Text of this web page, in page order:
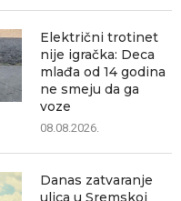
Električni trotinet
nije igračka: Deca
mlađa od 14 godina
ne smeju da ga
voze
08.08.2026.
Danas zatvaranje
ulica u Sremskoj